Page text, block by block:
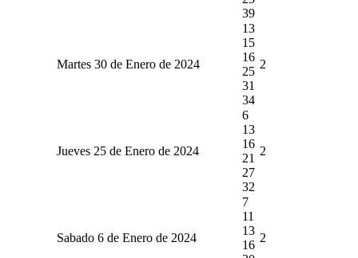
39
Martes 30 de Enero de 2024
13
15
16
25
31
34
2
Jueves 25 de Enero de 2024
6
13
16
21
27
32
2
Sabado 6 de Enero de 2024
7
11
13
16
2